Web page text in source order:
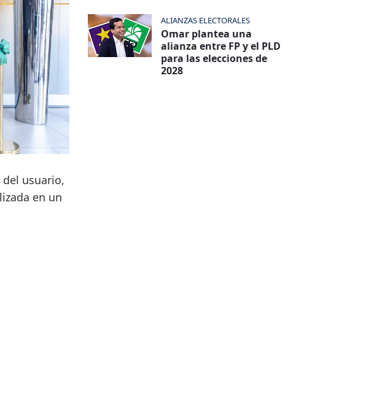
usuario,
en un
ALIANZAS ELECTORALES
Omar plantea una
alianza entre FP y el PLD
para las elecciones de
2028